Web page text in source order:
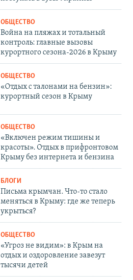
ОБЩЕСТВО
Война на пляжах и тотальный
контроль: главные вызовы
курортного сезона-2026 в Крыму
ОБЩЕСТВО
«Отдых с талонами на бензин»:
курортный сезон в Крыму
ОБЩЕСТВО
«Включен режим тишины и
красоты». Отдых в прифронтовом
Крыму без интернета и бензина
БЛОГИ
Письма крымчан. Что-то стало
меняться в Крыму: где же теперь
укрыться?
ОБЩЕСТВО
«Угроз не видим»: в Крым на
отдых и оздоровление завезут
тысячи детей